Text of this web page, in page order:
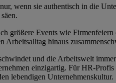
wenn sie authentisch in die
größere Events wie
Arbeitsalltag hinaus
und die Arbeitswelt
einzigartig. Für HR-
lebendigen Unternehmenskultur.